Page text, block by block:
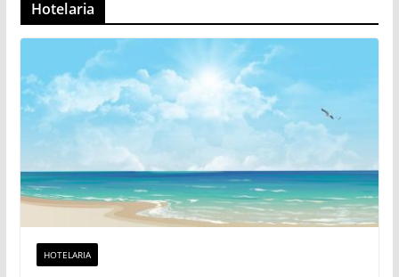
Hotelaria
HOTELARIA